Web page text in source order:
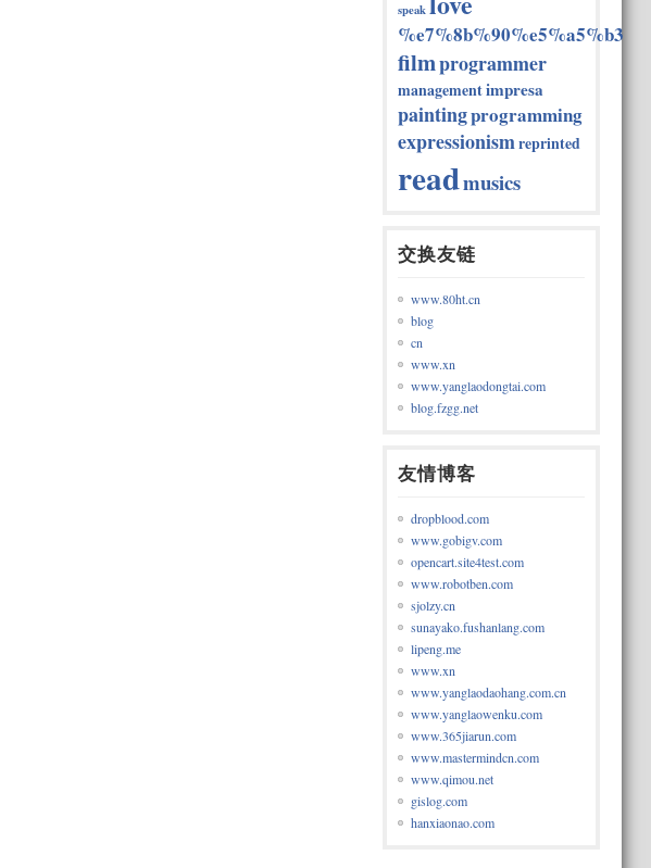
speak
%e7%8b%90%e5%a5%b3
filmprogrammer
managementimpresa
paintingprogramming
expressionismreprinted
readmusics
交换友链
www.80ht.cn
blog
cn
www.xn
www.yanglaodongtai.com
blog.fzgg.net
友情博客
dropblood.com
www.gobigv.com
opencart.site4test.com
www.robotben.com
sjolzy.cn
sunayako.fushanlang.com
lipeng.me
www.xn
www.yanglaodaohang.com.cn
www.yanglaowenku.com
www.365jiarun.com
www.mastermindcn.com
www.qimou.net
gislog.com
hanxiaonao.com